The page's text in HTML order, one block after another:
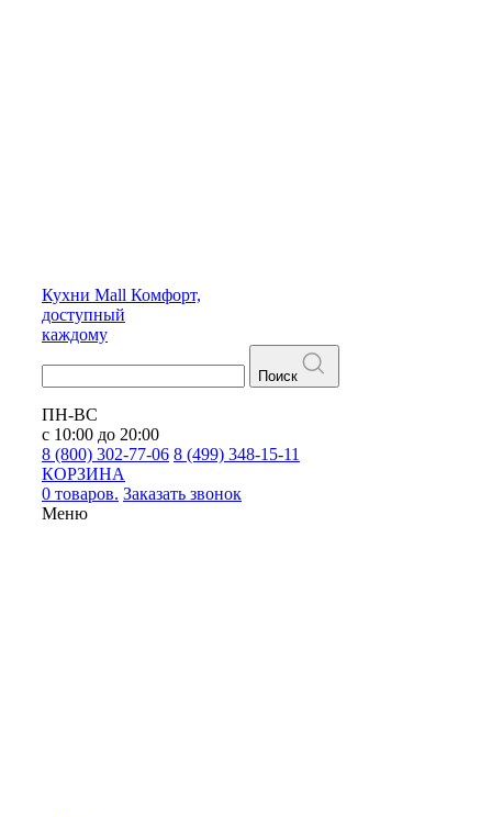
Кухни Mall Комфорт,
доступный
каждому
Поиск
ПН-ВС
с 10:00 до 20:00
8 (800) 302-77-06 8 (499) 348-15-11
КОРЗИНА
0 товаров. Заказать звонок
Меню